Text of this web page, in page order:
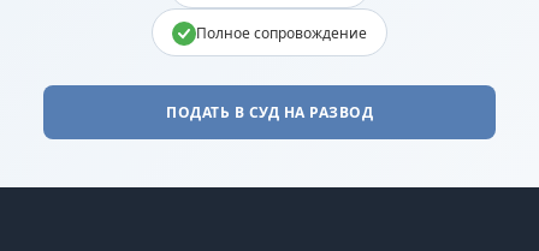
Полное сопровождение
ПОДАТЬ В СУД НА РАЗВОД